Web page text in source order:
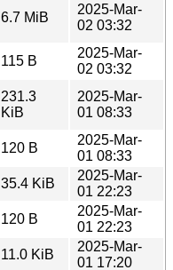
6.7 MiB
2025-Mar-
02 03:32
115 B
2025-Mar-
02 03:32
231.3
KiB
2025-Mar-
01 08:33
120 B
2025-Mar-
01 08:33
35.4 KiB
2025-Mar-
01 22:23
120 B
2025-Mar-
01 22:23
11.0 KiB
2025-Mar-
01 17:20